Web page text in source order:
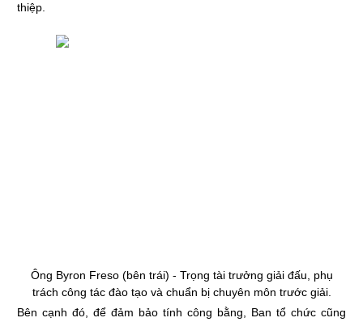
thiệp.
Ông Byron Freso (bên trái) - Trọng tài trưởng giải đấu, phụ
trách công tác đào tạo và chuẩn bị chuyên môn trước giải.
Bên cạnh đó, để đảm bảo tính công bằng, Ban tổ chức cũng